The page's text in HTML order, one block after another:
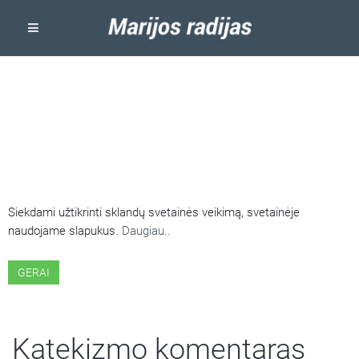
Siekdami užtikrinti sklandų svetainės veikimą, svetainėje
naudojame slapukus. Daugiau..
GERAI
Katekizmo komentaras